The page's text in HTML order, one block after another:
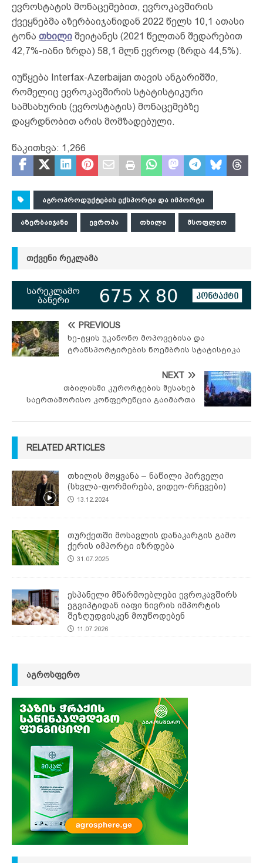
ევროსტატის მონაცემებით, ევროკავშირის
ქვეყნებმა აზერბაიჯანიდან 2022 წელს 10,1 ათასი
ტონა თხილი შეიტანეს (2021 წელთან შედარებით
42,7%-იანი ზრდა) 58,1 მლნ ევროდ (ზრდა 44,5%).
იუწყება Interfax-Azerbaijan თავის ანგარიშში,
რომელიც ევროკავშირის სტატისტიკური
სამსახურის (ევროსტატის) მონაცემებზე
დაყრდნობით არის მომზადებული.
წაკითხვა: 1,266
ᲐᲒᲠᲝᲞᲠᲝᲓᲣᲥᲢᲔᲑᲘᲡ ᲔᲥᲡᲞᲝᲠᲢᲘ ᲓᲐ ᲘᲛᲞᲝᲠᲢᲘ
ᲐᲖᲔᲠᲑᲐᲘᲯᲐᲜᲘ ᲔᲕᲠᲝᲞᲐ ᲗᲮᲘᲚᲘ ᲛᲡᲝᲤᲚᲘᲝ
ᲗᲥᲕᲔᲜᲘ ᲠᲔᲙᲚᲐᲛᲐ
PREVIOUS
ხე-ტყის უკანონო მოპოვებისა და
ტრანსპორტირების ნოემბრის სტატისტიკა
NEXT
თბილისში კურორტების შესახებ
საერთაშორისო კონფერენცია გაიმართა
RELATED ARTICLES
თხილის მოყვანა – ნაწილი პირველი
(სხვლა-ფორმირება, ვიდეო-რჩევები)
13.12.2024
თურქეთში მოსავლის დანაკარგის გამო
ქერის იმპორტი იზრდება
31.07.2025
ესპანელი მწარმოებლები ევროკავშირს
ეგვიპტიდან იაფი ნივრის იმპორტის
შეზღუდვისკენ მოუწოდებენ
11.07.2026
ᲐᲒᲠᲝᲡᲤᲔᲠᲝ